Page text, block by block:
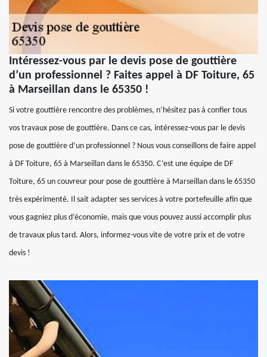
Intéressez-vous par le devis pose de gouttière
d’un professionnel ? Faites appel à DF Toiture, 65
à Marseillan dans le 65350 !
Si votre gouttière rencontre des problèmes, n’hésitez pas à confier tous
vos travaux pose de gouttière. Dans ce cas, intéressez-vous par le devis
pose de gouttière d’un professionnel ? Nous vous conseillons de faire appel
à DF Toiture, 65 à Marseillan dans le 65350. C’est une équipe de DF
Toiture, 65 un couvreur pour pose de gouttière à Marseillan dans le 65350
très expérimenté. Il sait adapter ses services à votre portefeuille afin que
vous gagniez plus d’économie, mais que vous pouvez aussi accomplir plus
de travaux plus tard. Alors, informez-vous vite de votre prix et de votre
devis !